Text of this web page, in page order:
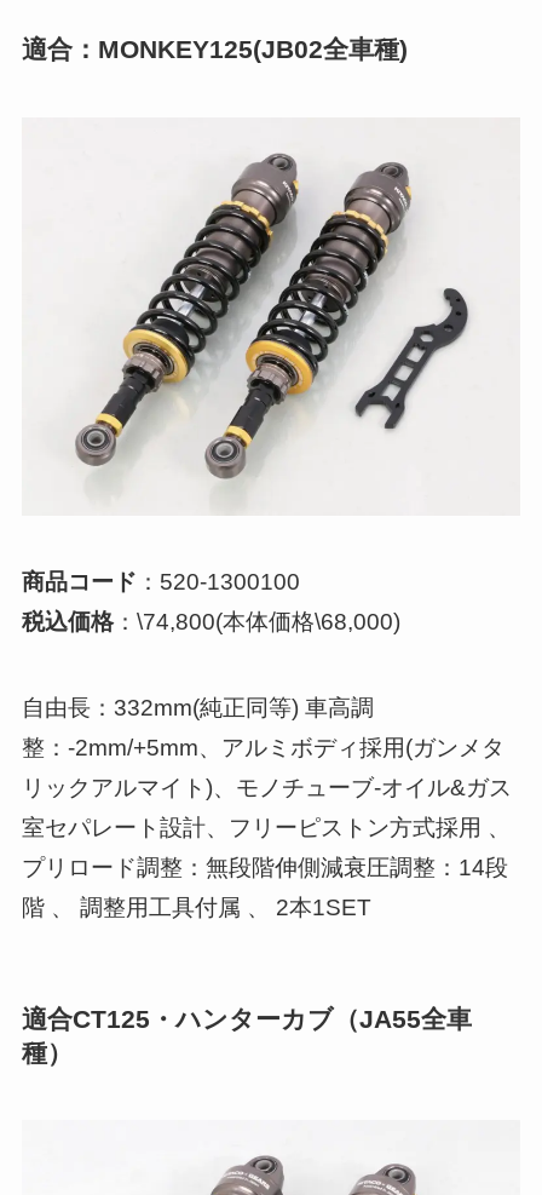
適合：MONKEY125(JB02全車種)
商品コード ：520-1300100
税込価格：\74,800(本体価格\68,000)
自由長：332mm(純正同等) 車高調
整：-2mm/+5mm、アルミボディ採用(ガンメタ
リックアルマイト)、モノチューブ-オイル&ガス
室セパレート設計、フリーピストン方式採用 、
プリロード調整：無段階伸側減衰圧調整：14段
階 、 調整用工具付属 、 2本1SET
適合CT125・ハンターカブ（JA55全車
種）